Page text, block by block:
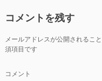
ー
シ
ョ
コメントを残す
メールアドレスが公開されること
須項目です
コメント